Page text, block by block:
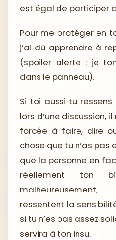
est égal de participer
Pour me protéger en
j’ai dû apprendre à
(spoiler alerte : je
dans le panneau).
Si toi aussi tu
lors d’une discussion,
forcée à faire, dire
chose que tu n’as pas
que la personne en
réellement ton
ressentent la
si tu n’es pas assez
servira à ton insu.